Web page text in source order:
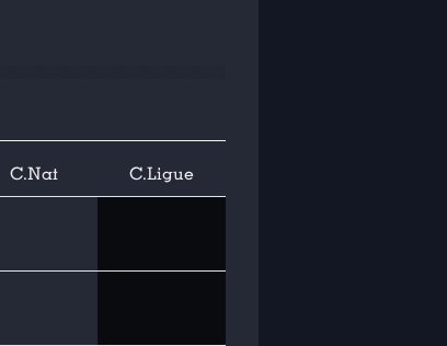
C.Nat C.Ligue